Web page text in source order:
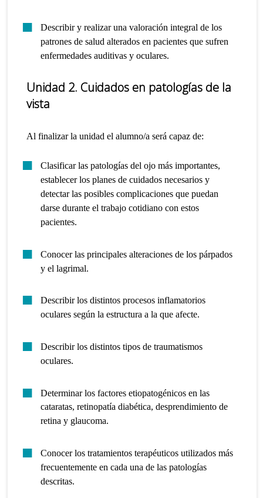
Describir y realizar una valoración integral de los
patrones de salud alterados en pacientes que sufren
enfermedades auditivas y oculares.
Unidad 2. Cuidados en patologías de la
vista
Al finalizar la unidad el alumno/a será capaz de:
Clasificar las patologías del ojo más importantes,
establecer los planes de cuidados necesarios y
detectar las posibles complicaciones que puedan
darse durante el trabajo cotidiano con estos
pacientes.
Conocer las principales alteraciones de los párpados
y el lagrimal.
Describir los distintos procesos inflamatorios
oculares según la estructura a la que afecte.
Describir los distintos tipos de traumatismos
oculares.
Determinar los factores etiopatogénicos en las
cataratas, retinopatía diabética, desprendimiento de
retina y glaucoma.
Conocer los tratamientos terapéuticos utilizados más
frecuentemente en cada una de las patologías
descritas.